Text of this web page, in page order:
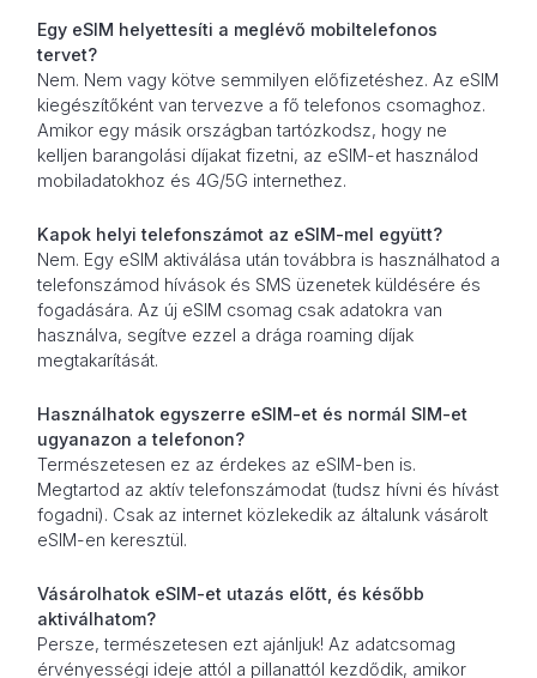
Egy eSIM helyettesíti a meglévő mobiltelefonos
tervet?
Nem. Nem vagy kötve semmilyen előfizetéshez. Az eSIM
kiegészítőként van tervezve a fő telefonos csomaghoz.
Amikor egy másik országban tartózkodsz, hogy ne
kelljen barangolási díjakat fizetni, az eSIM-et használod
mobiladatokhoz és 4G/5G internethez.
Kapok helyi telefonszámot az eSIM-mel együtt?
Nem. Egy eSIM aktiválása után továbbra is használhatod a
telefonszámod hívások és SMS üzenetek küldésére és
fogadására. Az új eSIM csomag csak adatokra van
használva, segítve ezzel a drága roaming díjak
megtakarítását.
Használhatok egyszerre eSIM-et és normál SIM-et
ugyanazon a telefonon?
Természetesen ez az érdekes az eSIM-ben is.
Megtartod az aktív telefonszámodat (tudsz hívni és hívást
fogadni). Csak az internet közlekedik az általunk vásárolt
eSIM-en keresztül.
Vásárolhatok eSIM-et utazás előtt, és később
aktiválhatom?
Persze, természetesen ezt ajánljuk! Az adatcsomag
érvényességi ideje attól a pillanattól kezdődik, amikor